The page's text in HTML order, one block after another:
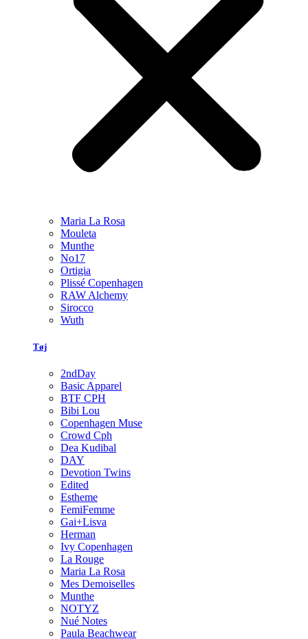
Maria La Rosa
Mouleta
Munthe
No17
Ortigia
Plissé Copenhagen
RAW Alchemy
Sirocco
Wuth
Tøj
2ndDay
Basic Apparel
BTF CPH
Bibi Lou
Copenhagen Muse
Crowd Cph
Dea Kudibal
DAY
Devotion Twins
Edited
Estheme
FemiFemme
Gai+Lisva
Herman
Ivy Copenhagen
La Rouge
Maria La Rosa
Mes Demoiselles
Munthe
NOTYZ
Nué Notes
Paula Beachwear